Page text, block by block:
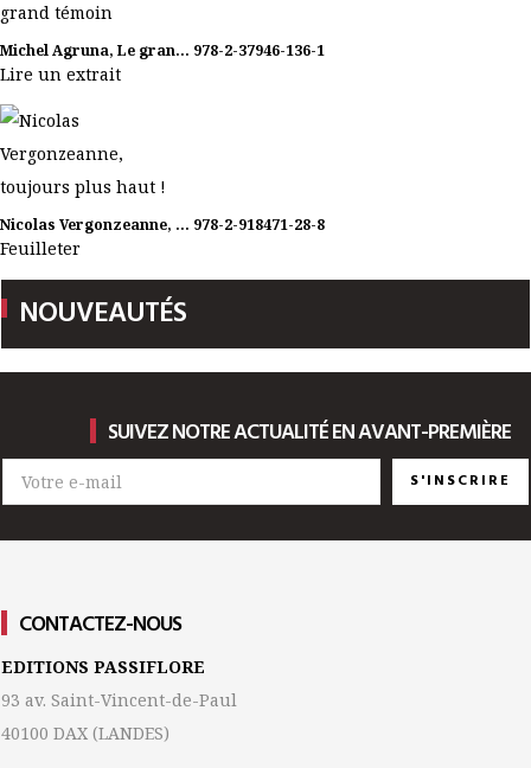
Michel Agruna, Le gran... 978-2-37946-136-1
Lire un extrait
Nicolas Vergonzeanne, ... 978-2-918471-28-8
Feuilleter
NOUVEAUTÉS
SUIVEZ NOTRE ACTUALITÉ EN AVANT-PREMIÈRE
S'INSCRIRE
CONTACTEZ-NOUS
EDITIONS PASSIFLORE
93 av. Saint-Vincent-de-Paul
40100 DAX (LANDES)